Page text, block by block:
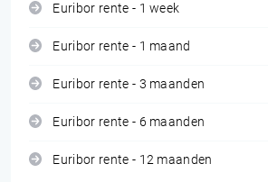
Euribor rente - 1 week
Euribor rente - 1 maand
Euribor rente - 3 maanden
Euribor rente - 6 maanden
Euribor rente - 12 maanden